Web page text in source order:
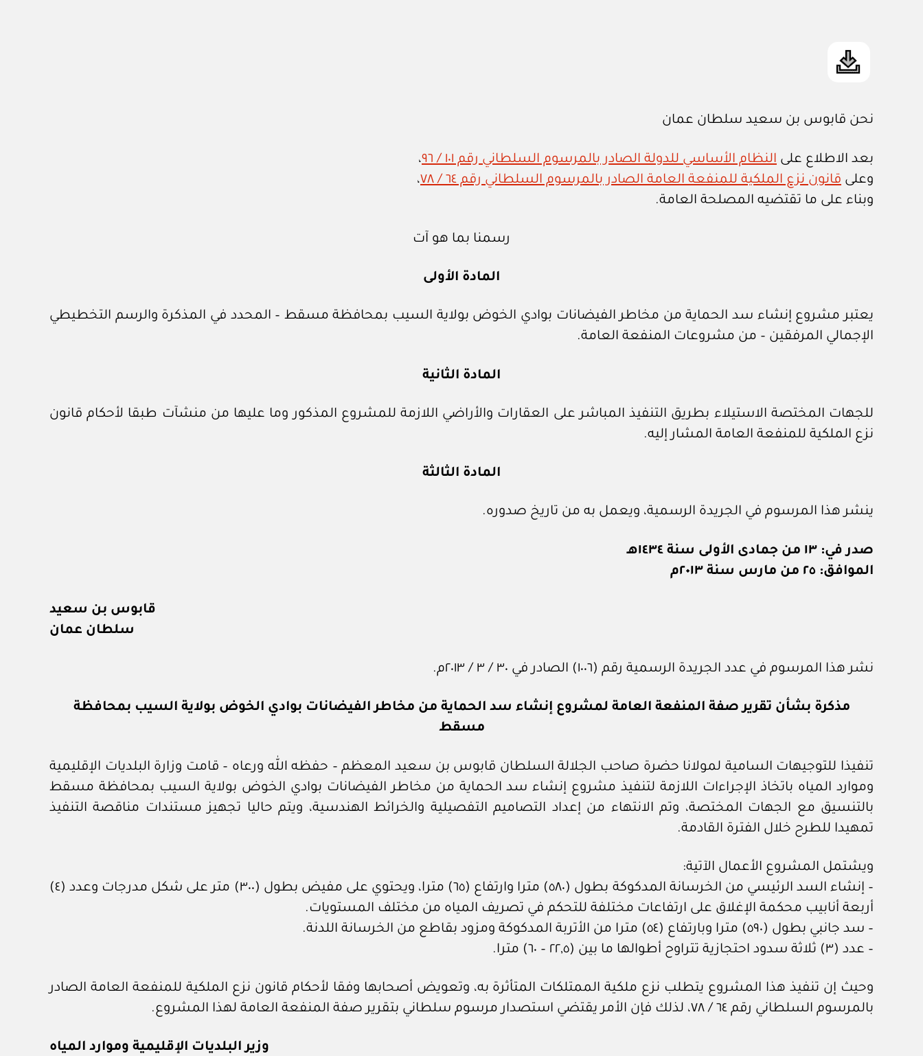
نحن قابوس بن سعيد سلطان عمان
بعد الاطلاع على النظام الأساسي للدولة الصادر بالمرسوم السلطاني رقم ١٠١ / ٩٦
،
وعلى قانون نزع الملكية للمنفعة العامة الصادر بالمرسوم السلطاني رقم ٦٤ / ٧٨
،
وبناء على ما تقتضيه المصلحة العامة.
رسمنا بما هو آت
المادة الأولى
يعتبر مشروع إنشاء سد الحماية من مخاطر الفيضانات بوادي الخوض بولاية السيب بمحافظة مسقط – المحدد في المذكرة والرسم التخطيطي
الإجمالي المرفقين – من مشروعات المنفعة العامة.
المادة الثانية
للجهات المختصة الاستيلاء بطريق التنفيذ المباشر على العقارات والأراضي اللازمة للمشروع المذكور وما عليها من منشآت طبقا لأحكام قانون
نزع الملكية للمنفعة العامة المشار إليه.
المادة الثالثة
ينشر هذا المرسوم في الجريدة الرسمية، ويعمل به من تاريخ صدوره.
صدر في: ١٣ من جمادى الأولى سنة ١٤٣٤هـ
الموافق: ٢٥ من مارس سنة ٢٠١٣م
قابوس بن سعيد
سلطان عمان
نشر هذا المرسوم في عدد الجريدة الرسمية رقم (١٠٠٦) الصادر في ٣٠ / ٣ / ٢٠١٣م.
مذكرة بشأن تقرير صفة المنفعة العامة لمشروع إنشاء سد الحماية من مخاطر الفيضانات بوادي الخوض بولاية السيب بمحافظة
مسقط
تنفيذا للتوجيهات السامية لمولانا حضرة صاحب الجلالة السلطان قابوس بن سعيد المعظم – حفظه الله ورعاه – قامت وزارة البلديات الإقليمية
وموارد المياه باتخاذ الإجراءات اللازمة لتنفيذ مشروع إنشاء سد الحماية من مخاطر الفيضانات بوادي الخوض بولاية السيب بمحافظة مسقط
بالتنسيق مع الجهات المختصة، وتم الانتهاء من إعداد التصاميم التفصيلية والخرائط الهندسية، ويتم حاليا تجهيز مستندات مناقصة التنفيذ
تمهيدا للطرح خلال الفترة القادمة.
ويشتمل المشروع الأعمال الآتية:
– إنشاء السد الرئيسي من الخرسانة المدكوكة بطول (٥٨٠) مترا وارتفاع (٦٥) مترا، ويحتوي على مفيض بطول (٣٠٠) متر على شكل مدرجات وعدد (٤)
أربعة أنابيب محكمة الإغلاق على ارتفاعات مختلفة للتحكم في تصريف المياه من مختلف المستويات.
– سد جانبي بطول (٥٩٠) مترا وبارتفاع (٥٤) مترا من الأتربة المدكوكة ومزود بقاطع من الخرسانة اللدنة.
– عدد (٣) ثلاثة سدود احتجازية تتراوح أطوالها ما بين (٢٢,٥ – ٦٠) مترا.
وحيث إن تنفيذ هذا المشروع يتطلب نزع ملكية الممتلكات المتأثرة به، وتعويض أصحابها وفقا لأحكام قانون نزع الملكية للمنفعة العامة الصادر
بالمرسوم السلطاني رقم ٦٤ / ٧٨، لذلك فإن الأمر يقتضي استصدار مرسوم سلطاني بتقرير صفة المنفعة العامة لهذا المشروع.
وزير البلديات الإقليمية وموارد المياه